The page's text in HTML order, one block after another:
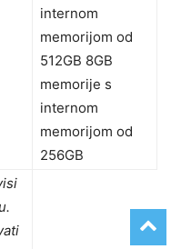
internom
memorijom od
512GB 8GB
memorije s
internom
memorijom od
256GB